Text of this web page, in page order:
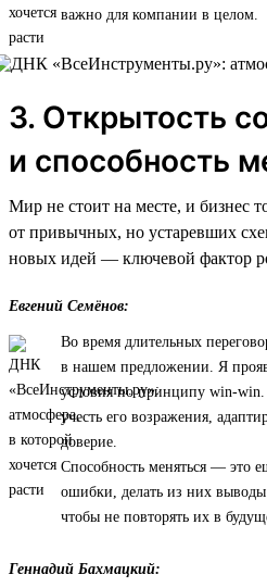
важно для компании в целом.
3. Открытость
и способность
Мир не стоит на месте, и бизнес
от привычных, но устаревших
новых идей — ключевой фактор
Евгений Семёнов:
Во время длительных
в нашем предложении. Я
условия по принципу win-win.
учесть его возражения,
доверие.
Способность меняться — это
ошибки, делать из них выводы
чтобы не повторять их в
Геннадий Бахмацкий: